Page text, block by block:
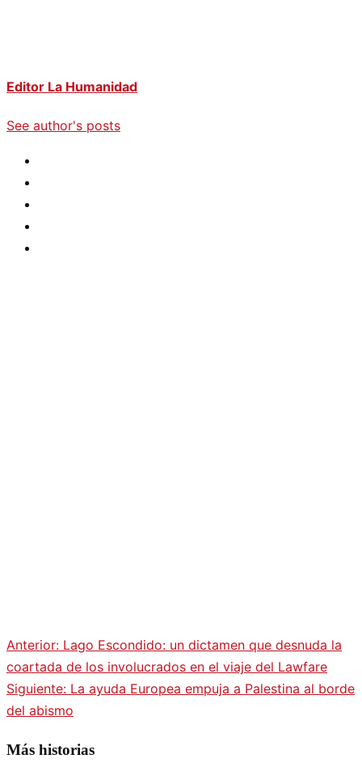
Editor La Humanidad
See author's posts
Navegación
de
entradas
Anterior: Lago Escondido: un dictamen que desnuda la
coartada de los involucrados en el viaje del Lawfare
Siguiente: La ayuda Europea empuja a Palestina al borde
del abismo
Más historias